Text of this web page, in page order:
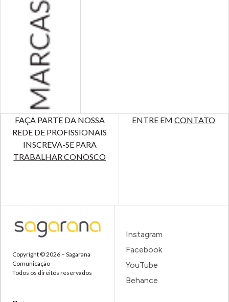
FAÇA PARTE DA NOSSA
REDE DE PROFISSIONAIS
INSCREVA-SE PARA
TRABALHAR CONOSCO
ENTRE EM CONTATO
Copyright © 2026 – Sagarana
Comunicação
Todos os direitos reservados
Instagram
Facebook
YouTube
Behance